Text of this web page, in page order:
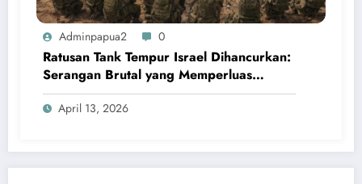
Adminpapua2 0
Ratusan Tank Tempur Israel Dihancurkan:
Serangan Brutal yang Memperluas
Medan Perang
April 13, 2026